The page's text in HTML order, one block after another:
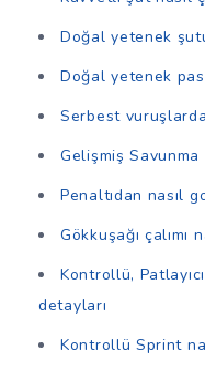
Doğal yetenek
Doğal yetenek
Serbest
Gelişmiş
Penaltıdan nasıl
Gökkuşağı çalımı
Kontrollü,
detayları
Kontrollü Sprint